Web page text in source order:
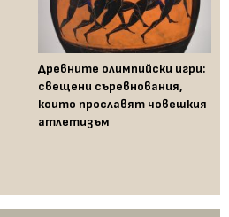
Древните олимпийски игри:
свещени съревнования,
които прославят човешкия
атлетизъм